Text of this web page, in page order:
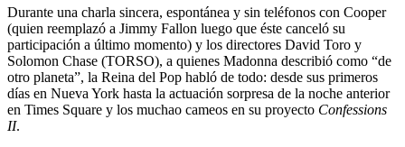
Durante una charla sincera, espontánea y sin teléfonos con Cooper
(quien reemplazó a Jimmy Fallon luego que éste canceló su
participación a último momento) y los directores David Toro y
Solomon Chase (TORSO), a quienes Madonna describió como “de
otro planeta”, la Reina del Pop habló de todo: desde sus primeros
días en Nueva York hasta la actuación sorpresa de la noche anterior
en Times Square y los muchao cameos en su proyecto Confessions
II.